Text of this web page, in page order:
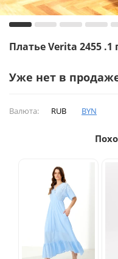
Платье Verita 2455 .1
Уже нет в
Валюта: RUB BYN